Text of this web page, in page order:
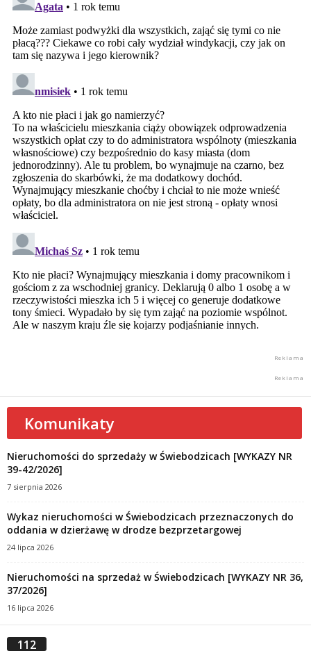
Komunikaty
Nieruchomości do sprzedaży w Świebodzicach [WYKAZY NR
39-42/2026]
7 sierpnia 2026
Wykaz nieruchomości w Świebodzicach przeznaczonych do
oddania w dzierżawę w drodze bezprzetargowej
24 lipca 2026
Nieruchomości na sprzedaż w Świebodzicach [WYKAZY NR 36,
37/2026]
16 lipca 2026
112